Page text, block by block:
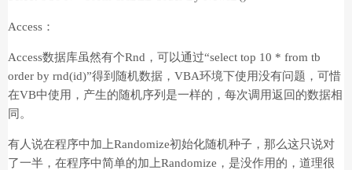
Access：
Access数据库虽然有个Rnd，可以通过“select top 10 * from tb
order by rnd(id)”得到随机数据，VBA环境下使用没有问题，可惜
在VB中使用，产生的随机序列是一样的，每次调用返回的数据相
同。
有人说在程序中加上Randomize初始化随机种子，那么这只说对
了一半，在程序中简单的加上Randomize，是没作用的，道理很